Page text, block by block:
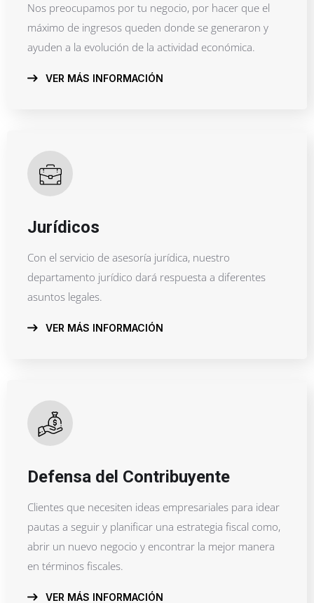
Nos preocupamos por tu negocio, por hacer que el
máximo de ingresos queden donde se generaron y
ayuden a la evolución de la actividad económica.
VER MÁS INFORMACIÓN
Jurídicos
Con el servicio de asesoría jurídica, nuestro
departamento jurídico dará respuesta a diferentes
asuntos legales.
VER MÁS INFORMACIÓN
Defensa del Contribuyente
Clientes que necesiten ideas empresariales para idear
pautas a seguir y planificar una estrategia fiscal como,
abrir un nuevo negocio y encontrar la mejor manera
en términos fiscales.
VER MÁS INFORMACIÓN